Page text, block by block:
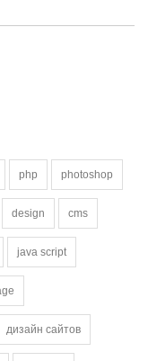
php photoshop
design cms
java script
дизайн сайтов